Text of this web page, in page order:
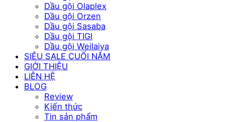
Dầu gội Olaplex
Dầu gội Orzen
Dầu gội Sasaba
Dầu gội TIGI
Dầu gội Weilaiya
SIÊU SALE CUỐI NĂM
GIỚI THIỆU
LIÊN HỆ
BLOG
Review
Kiến thức
Tin sản phẩm